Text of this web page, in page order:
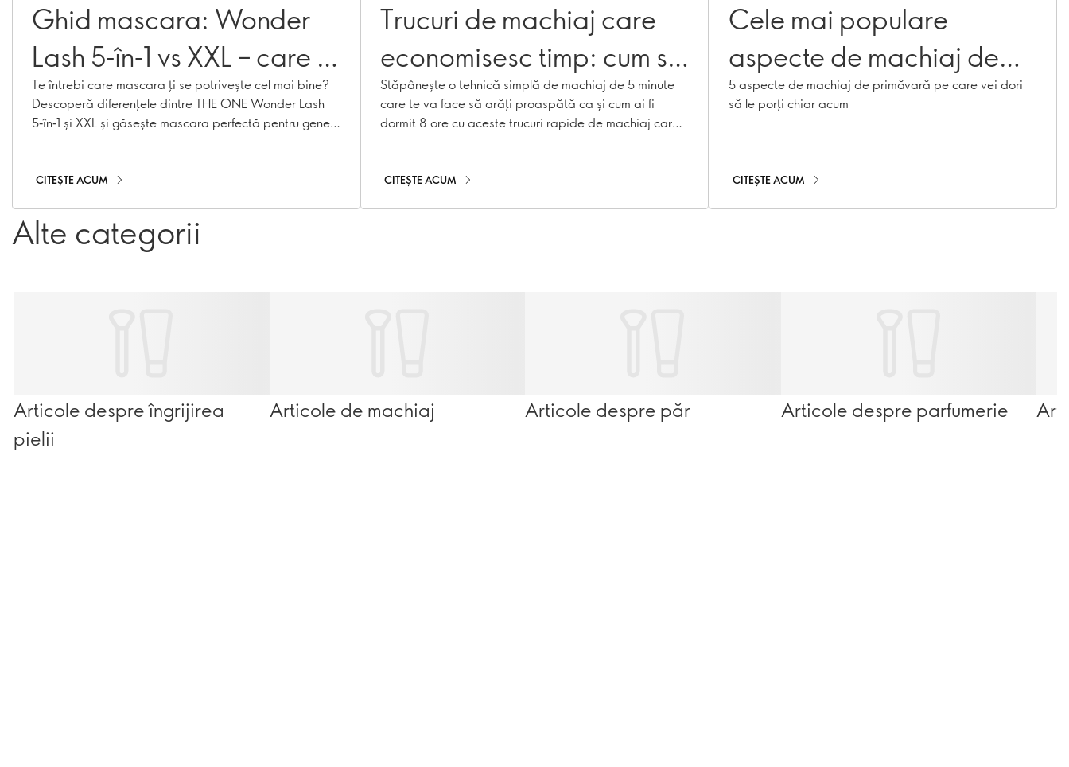
Ghid mascara: Wonder
Lash 5‑în‑1 vs XXL – care ți
se potrivește?
Te întrebi care mascara ți se potrivește cel mai bine?
Descoperă diferențele dintre THE ONE Wonder Lash
5‑în‑1 și XXL și găsește mascara perfectă pentru genele
CITEȘTE ACUM
Trucuri de machiaj care
economisesc timp: cum să
vă simplificați rutina de
dimineață
Stăpânește o tehnică simplă de machiaj de 5 minute
care te va face să arăți proaspătă ca și cum ai fi
dormit 8 ore cu aceste trucuri rapide de machiaj care
ușoare și relaxate.
CITEȘTE ACUM
Cele mai populare
aspecte de machiaj de
purtat în această
5 aspecte de machiaj de primăvară pe care vei dori
să le porți chiar acum
CITEȘTE ACUM
Alte categorii
Articole despre îngrijirea
pielii
Articole de machiaj Articole despre păr Articole despre parfumerie